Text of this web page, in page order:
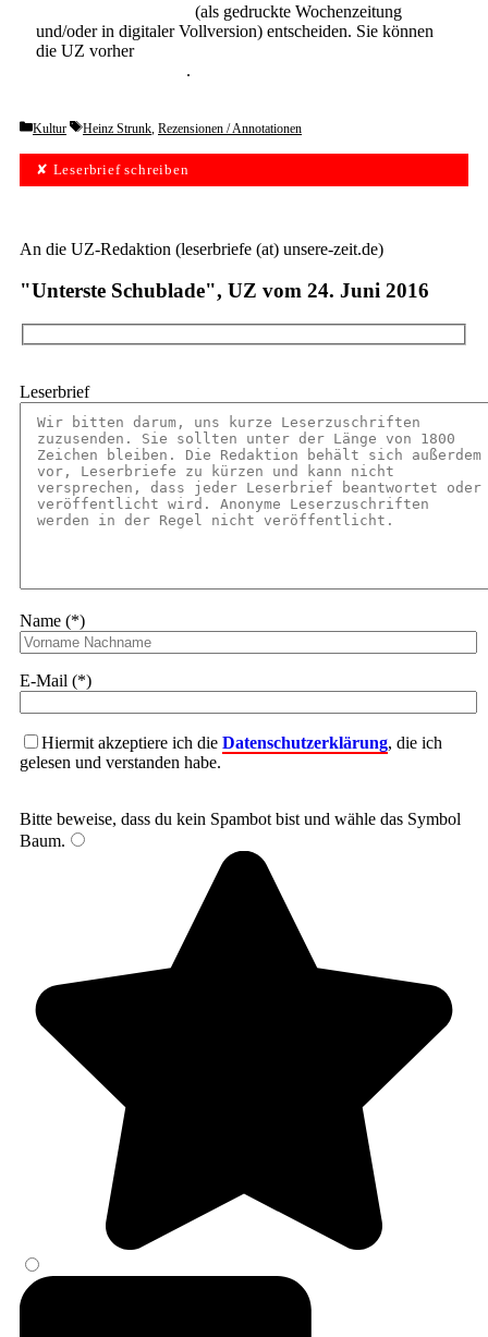
(als gedruckte Wochenzeitung
und/oder in digitaler Vollversion) entscheiden. Sie können
die UZ vorher
.
Categories
Kultur Tags
Heinz Strunk, Rezensionen / Annotationen
✘ Leserbrief schreiben
An die UZ-Redaktion (leserbriefe (at) unsere-zeit.de)
"Unterste Schublade", UZ vom 24. Juni 2016
Leserbrief
Name (*)
E-Mail (*)
Hiermit akzeptiere ich die Datenschutzerklärung, die ich
gelesen und verstanden habe.
Bitte beweise, dass du kein Spambot bist und wähle das Symbol
Baum.